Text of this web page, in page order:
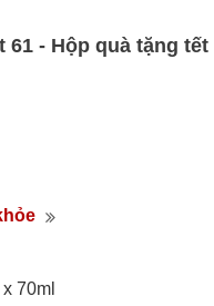
61 - Hộp quà tặng tết
70ml